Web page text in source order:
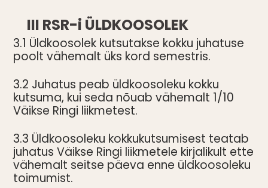
III RSR-i ÜLDKOOSOLEK
3.1 Üldkoosolek kutsutakse kokku juhatuse
poolt vähemalt üks kord semestris.
3.2 Juhatus peab üldkoosoleku kokku
kutsuma, kui seda nõuab vähemalt 1/10
Väikse Ringi liikmetest.
3.3 Üldkoosoleku kokkukutsumisest teatab
juhatus Väikse Ringi liikmetele kirjalikult ette
vähemalt seitse päeva enne üldkoosoleku
toimumist.